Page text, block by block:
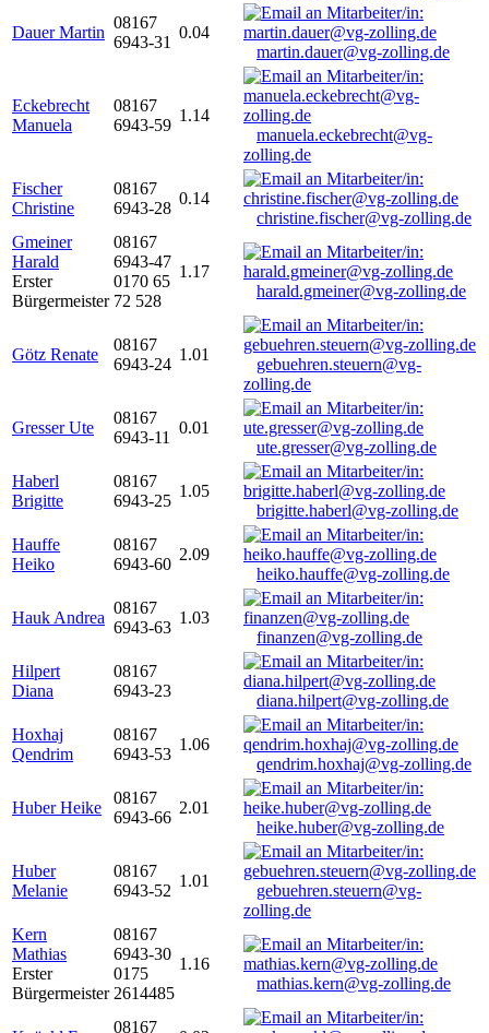
Dauer Martin
08167
6943-31
0.04
martin.dauer@vg-zolling.de
Eckebrecht
Manuela
08167
6943-59
1.14
manuela.eckebrecht@vg-
zolling.de
Fischer
Christine
08167
6943-28
0.14
christine.fischer@vg-zolling.de
Gmeiner
Harald
Erster
Bürgermeister
08167
6943-47
0170 65
72 528
1.17
harald.gmeiner@vg-zolling.de
Götz Renate
08167
6943-24
1.01
gebuehren.steuern@vg-
zolling.de
Gresser Ute
08167
6943-11
0.01
ute.gresser@vg-zolling.de
Haberl
Brigitte
08167
6943-25
1.05
brigitte.haberl@vg-zolling.de
Hauffe
Heiko
08167
6943-60
2.09
heiko.hauffe@vg-zolling.de
Hauk Andrea
08167
6943-63
1.03
finanzen@vg-zolling.de
Hilpert
Diana
08167
6943-23
diana.hilpert@vg-zolling.de
Hoxhaj
Qendrim
08167
6943-53
1.06
qendrim.hoxhaj@vg-zolling.de
Huber Heike
08167
6943-66
2.01
heike.huber@vg-zolling.de
Huber
Melanie
08167
6943-52
1.01
gebuehren.steuern@vg-
zolling.de
Kern
Mathias
Erster
Bürgermeister
08167
6943-30
0175
2614485
1.16
mathias.kern@vg-zolling.de
08167